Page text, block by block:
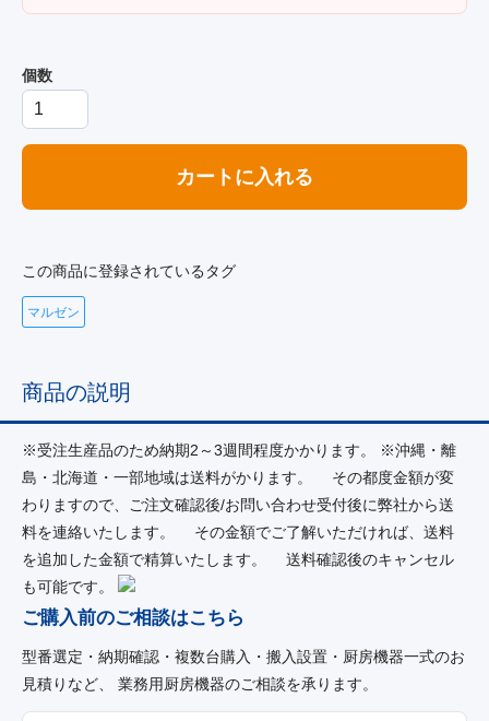
個数
カートに入れる
この商品に登録されているタグ
マルゼン
商品の説明
※受注生産品のため納期2～3週間程度かかります。 ※沖縄・離
島・北海道・一部地域は送料がかります。 その都度金額が変
わりますので、ご注文確認後/お問い合わせ受付後に弊社から送
料を連絡いたします。 その金額でご了解いただければ、送料
を追加した金額で精算いたします。 送料確認後のキャンセル
も可能です。
ご購入前のご相談はこちら
型番選定・納期確認・複数台購入・搬入設置・厨房機器一式のお
見積りなど、 業務用厨房機器のご相談を承ります。